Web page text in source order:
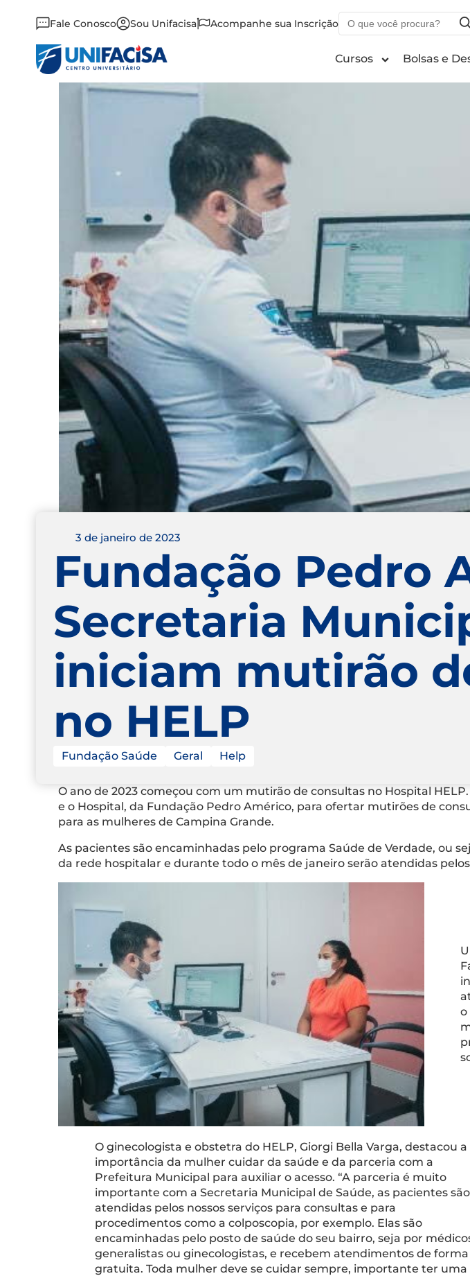
Fale Conosco Sou Unifacisa Acompanhe sua Inscrição
que
procura?
Cursos Bolsas e
3 de janeiro de 2023
Fundação Pedro
Secretaria
iniciam mutirão
no HELP
Fundação Saúde Geral Help
O ano de 2023 começou com um mutirão de consultas no Hospital
e o Hospital, da Fundação Pedro Américo, para ofertar mutirões de
para as mulheres de Campina Grande.
As pacientes são encaminhadas pelo programa Saúde de Verdade, ou
da rede hospitalar e durante todo o mês de janeiro serão atendidas
o
O ginecologista e obstetra do HELP, Giorgi Bella Varga, destacou a
importância da mulher cuidar da saúde e da parceria com a
Prefeitura Municipal para auxiliar o acesso. “A parceria é muito
importante com a Secretaria Municipal de Saúde, as pacientes são
atendidas pelos nossos serviços para consultas e para
procedimentos como a colposcopia, por exemplo. Elas são
encaminhadas pelo posto de saúde do seu bairro, seja por
generalistas ou ginecologistas, e recebem atendimentos de forma
gratuita. Toda mulher deve se cuidar sempre, importante ter uma